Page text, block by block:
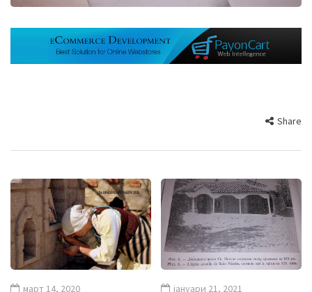
Share
март 14, 2020 јануари 21, 2021